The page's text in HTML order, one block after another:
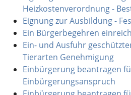
Heizkostenverordnung -
Eignung zur Ausbildung -
Ein Bürgerbegehren
Ein- und Ausfuhr
Tierarten Genehmigung
Einbürgerung beantragen
Einbürgerungsanspruch